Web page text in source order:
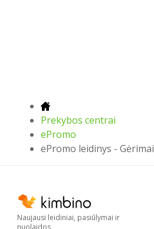
Prekybos centrai
ePromo
ePromo leidinys - Gėrimai
Naujausi leidiniai, pasiūlymai ir
nuolaidos